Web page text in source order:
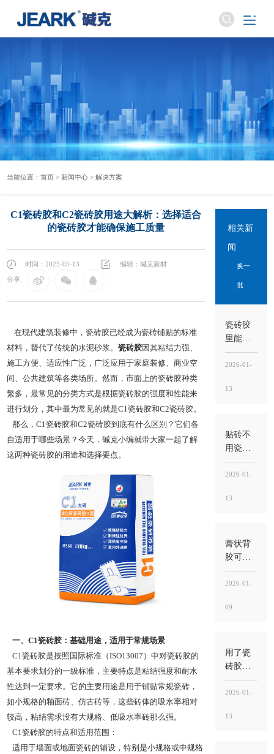
当前位置：首页 > 新闻中心 >解决方案
C1瓷砖胶和C2瓷砖胶用途大解析：选择适合
的瓷砖胶才能确保施工质量
时间：2025-05-13 编辑：碱克新材
分享:
在现代建筑装修中，瓷砖胶已经成为瓷砖铺贴的标准
材料，替代了传统的水泥砂浆。瓷砖胶因其粘结力强、
施工方便、适应性广泛，广泛应用于家庭装修、商业空
间、公共建筑等各类场所。然而，市面上的瓷砖胶种类
繁多，最常见的分类方式是根据瓷砖胶的强度和性能来
进行划分，其中最为常见的就是C1瓷砖胶和C2瓷砖胶。
那么，C1瓷砖胶和C2瓷砖胶到底有什么区别？它们各
自适用于哪些场景？今天，碱克小编就带大家一起了解
这两种瓷砖胶的用途和选择要点。
一、C1瓷砖胶：基础用途，适用于常规场景
C1瓷砖胶是按照国际标准（ISO13007）中对瓷砖胶的
基本要求划分的一级标准，主要特点是粘结强度和耐水
性达到一定要求。它的主要用途是用于铺贴常规瓷砖，
如小规格的釉面砖、仿古砖等，这些砖体的吸水率相对
较高，粘结需求没有大规格、低吸水率砖那么强。
C1瓷砖胶的特点和适用范围：
适用于墙面或地面瓷砖的铺设，特别是小规格或中规格
相关新
闻
换一
批
瓷砖胶
里能掺
水泥
吗？不
意掺，
更容易
空鼓
2026-01-
13
贴砖不
用瓷砖
胶可以
吗？能
要看瓷
况，别
把“能
贴”当“能
稳”
2026-01-
13
膏状背
胶可以
刷地面
吗？能
别刷错
是“刷砖
背”不
是“刷地
面基层”
2026-01-
09
用了瓷
砖胶还
用水泥
吗？能
别混
2026-01-
13